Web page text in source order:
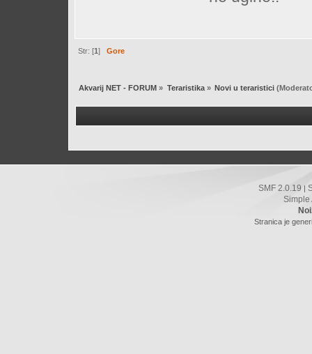
Str: [1]Gore
Akvarij NET - FORUM » Teraristika» Novi u teraristici
SMF 2.0.19
Simple
Stranica je